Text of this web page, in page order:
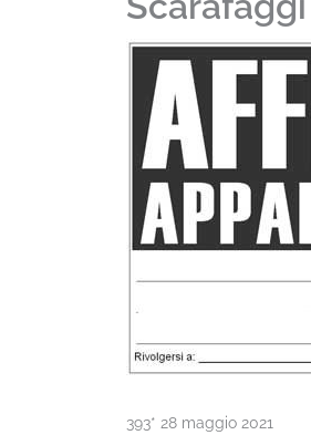
393* 28 maggio 2021